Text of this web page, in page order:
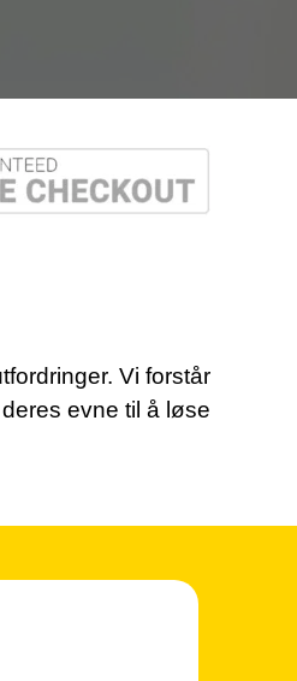
Vi forstår
evne til å løse